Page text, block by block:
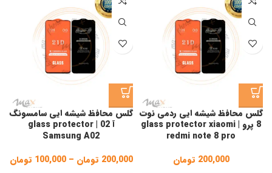
گلس محافظ شیشه ایی ردمی نوت
8 پرو | glass protector xiaomi
redmi note 8 pro
200,000 تومان
گلس محافظ شیشه ایی سامسونگ
آ 02 | glass protector
Samsung A02
200,000 تومان –
100,000 تومان